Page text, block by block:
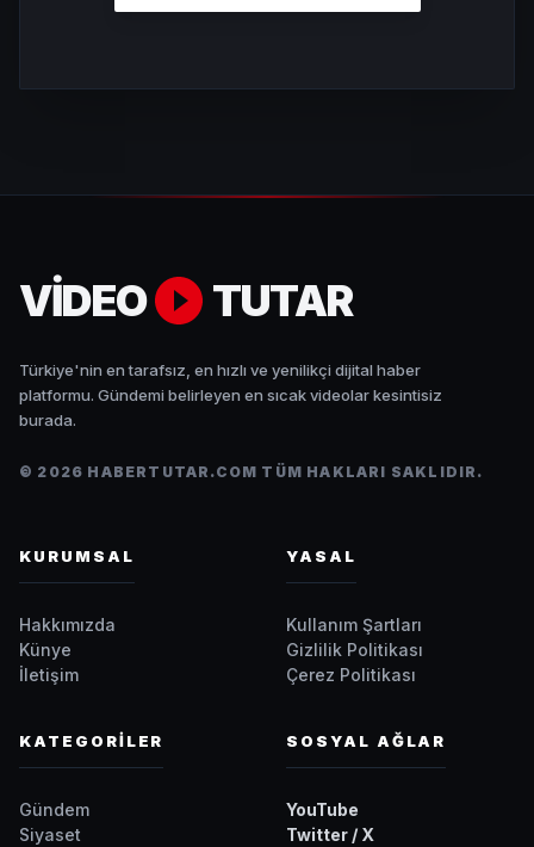
VİDEO TUTAR
Türkiye'nin en tarafsız, en hızlı ve yenilikçi dijital haber
platformu. Gündemi belirleyen en sıcak videolar kesintisiz
burada.
© 2026 HABERTUTAR.COM TÜM HAKLARI SAKLIDIR.
KURUMSAL
Hakkımızda
Künye
İletişim
YASAL
Kullanım Şartları
Gizlilik Politikası
Çerez Politikası
KATEGORİLER
Gündem
Siyaset
SOSYAL AĞLAR
YouTube
Twitter / X